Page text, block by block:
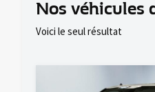
Nos véhicules
Voici le seul résultat